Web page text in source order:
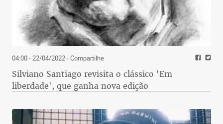
04:00 - 22/04/2022- Compartilhe
Silviano Santiago revisita o clássico 'Em
liberdade', que ganha nova edição